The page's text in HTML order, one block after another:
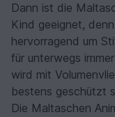
Dann ist die
Kind geeignet,
hervorragend um
für unterwegs
wird mit
bestens geschützt
Die Maltaschen